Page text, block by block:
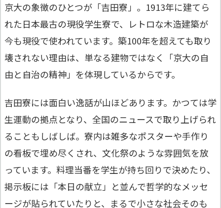
京大の象徴のひとつが「吉田寮」。1913年に建てら
れた日本最古の現役学生寮で、レトロな木造建築が
今も現役で使われています。築100年を超えても取り
壊されない理由は、単なる建物ではなく「京大の自
由と自治の精神」を体現しているからです。
吉田寮には面白い逸話が山ほどあります。かつては学
生運動の拠点となり、全国のニュースで取り上げられ
ることもしばしば。寮内は雑多なポスターや手作り
の看板で埋め尽くされ、文化祭のような雰囲気を放
っています。料理当番を学生が持ち回りで決めたり、
掲示板には「本日の献立」と並んで哲学的なメッセ
ージが貼られていたりと、まるで小さな社会そのも